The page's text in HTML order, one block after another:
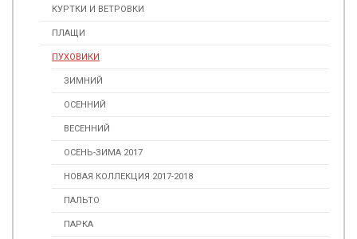
КУРТКИ И ВЕТРОВКИ
ПЛАЩИ
ПУХОВИКИ
ЗИМНИЙ
ОСЕННИЙ
ВЕСЕННИЙ
ОСЕНЬ-ЗИМА 2017
НОВАЯ КОЛЛЕКЦИЯ 2017-2018
ПАЛЬТО
ПАРКА